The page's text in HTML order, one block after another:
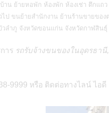
าน ย้ายหอพัก ห้องพัก ห้องเช่า ตึกแ
ไป ขนย้ายสำนักงาน ย้านร้านขายของ
ลำภู จังหวัดขอนแก่น จังหวัดกาฬสิน
าร รถรับจ้างขนของในอุดรธา
9999 หรือ ติดต่อทางไลน์ ไอ